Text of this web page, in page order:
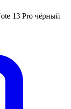
13 Pro чёрный